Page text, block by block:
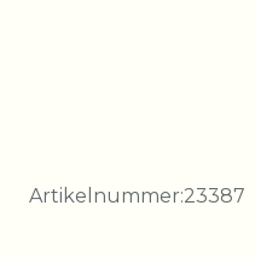
Artikelnummer:23387